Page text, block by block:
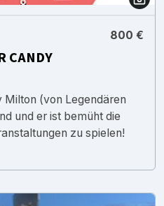
800 €
CANDY
Milton (von Legendären
und er ist bemüht die
zu spielen!